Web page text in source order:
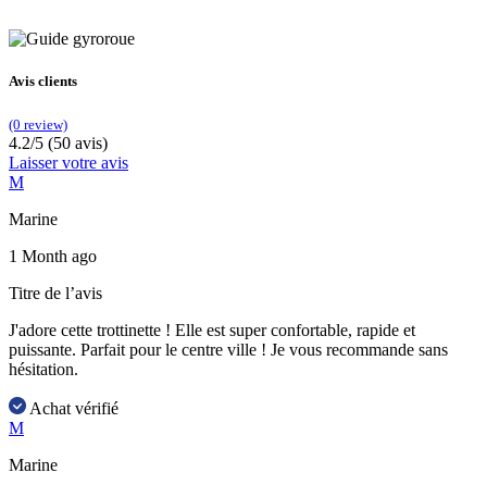
Avis clients
(0 review)
4.2/5 (50 avis)
Laisser votre avis
M
Marine
1 Month ago
Titre de l’avis
J'adore cette trottinette ! Elle est super confortable, rapide et
puissante. Parfait pour le centre ville ! Je vous recommande sans
hésitation.
Achat vérifié
M
Marine